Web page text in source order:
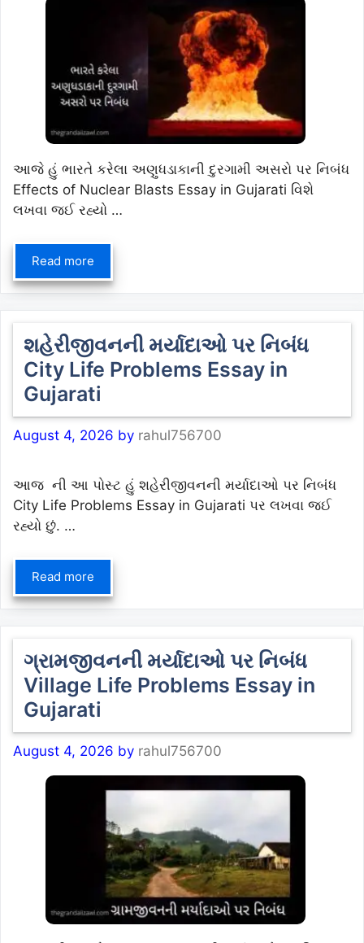
આજે હું ભારતે કરેલા અણુધડાકાની દુરગામી અસરો પર નિબંધ
Effects of Nuclear Blasts Essay in Gujarati વિશે
લખવા જઈ રહ્યો …
Read more
શહેરીજીવનની મર્યાદાઓ પર નિબંધ
City Life Problems Essay in
Gujarati
August 4, 2026 by rahul756700
આજ ની આ પોસ્ટ હું શહેરીજીવનની મર્યાદાઓ પર નિબંધ
City Life Problems Essay in Gujarati પર લખવા જઈ
રહ્યો છું. …
Read more
ગ્રામજીવનની મર્યાદાઓ પર નિબંધ
Village Life Problems Essay in
Gujarati
August 4, 2026 by rahul756700